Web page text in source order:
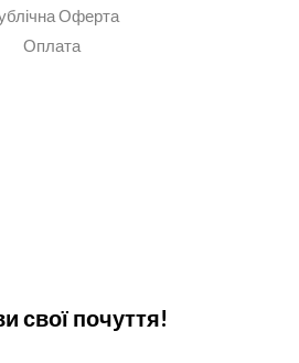
Оферта
Оплата
свої почуття!